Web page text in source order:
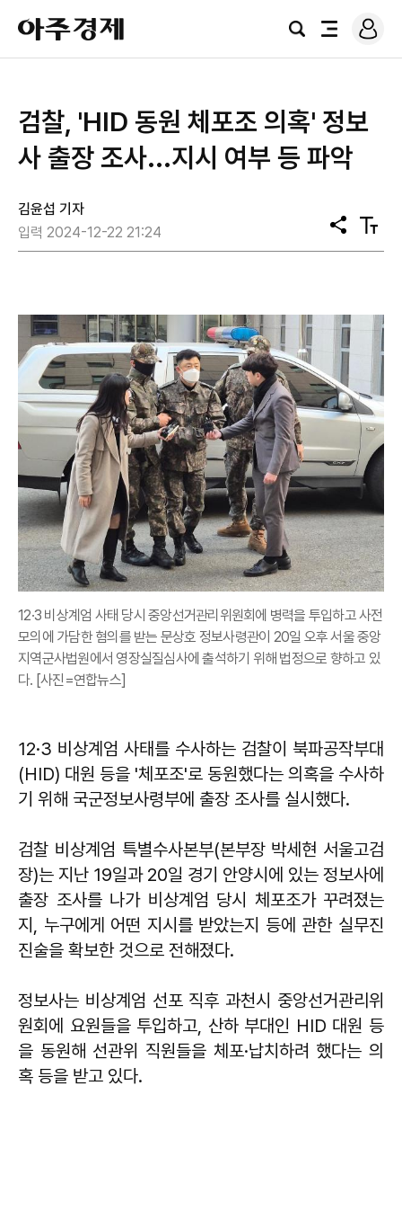
아
주
경
검
전
로
그
검찰, 'HID 동원 체포조 의혹' 정보
사 출장 조사...지시 여부 등 파악
김윤섭 기자
입력 2024-12-22 21:24
공
유
텍
스
12·3 비상계엄 사태 당시 중앙선거관리위원회에 병력을 투입하고 사전
모의에 가담한 혐의를 받는 문상호 정보사령관이 20일 오후 서울 중앙
지역군사법원에서 영장실질심사에 출석하기 위해 법정으로 향하고 있
다. [사진=연합뉴스]
12·3 비상계엄 사태를 수사하는 검찰이 북파공작부대
(HID) 대원 등을 '체포조'로 동원했다는 의혹을 수사하
기 위해 국군정보사령부에 출장 조사를 실시했다.
검찰 비상계엄 특별수사본부(본부장 박세현 서울고검
장)는 지난 19일과 20일 경기 안양시에 있는 정보사에
출장 조사를 나가 비상계엄 당시 체포조가 꾸려졌는
지, 누구에게 어떤 지시를 받았는지 등에 관한 실무진
진술을 확보한 것으로 전해졌다.
정보사는 비상계엄 선포 직후 과천시 중앙선거관리위
원회에 요원들을 투입하고, 산하 부대인 HID 대원 등
을 동원해 선관위 직원들을 체포·납치하려 했다는 의
혹 등을 받고 있다.